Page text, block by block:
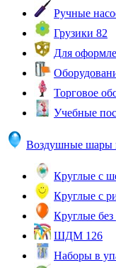
Ручные
Грузики 82
Для
Торговое
Учебные
Воздушные шары
Круглые с
Круглые с
Круглые без
ШДМ 126
Наборы в